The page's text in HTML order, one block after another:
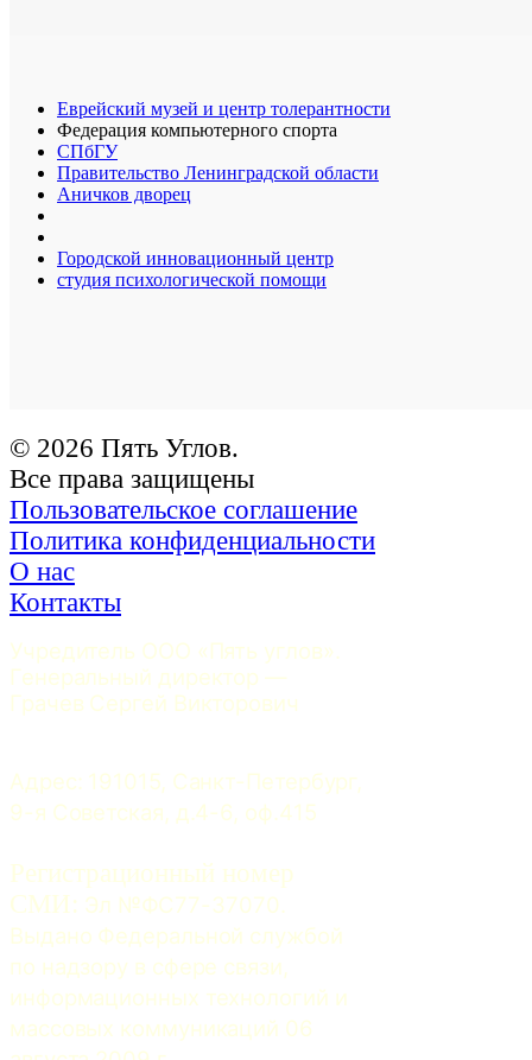
Еврейский музей и центр толерантности
Федерация компьютерного спорта
СПбГУ
Правительство Ленинградской области
Аничков дворец
Городской инновационный центр
студия психологической помощи
© 2026 Пять Углов.
Все права защищены
Пользовательское соглашение
Политика конфиденциальности
О нас
Контакты
Учредитель ООО «Пять углов».
Генеральный директор —
Грачев Сергей Викторович
Адрес: 191015, Санкт-Петербург,
9-я Советская, д.4-6, оф.415
Регистрационный номер
СМИ: Эл №ФС77-37070.
Выдано Федеральной службой
по надзору в сфере связи,
информационных технологий и
массовых коммуникаций 06